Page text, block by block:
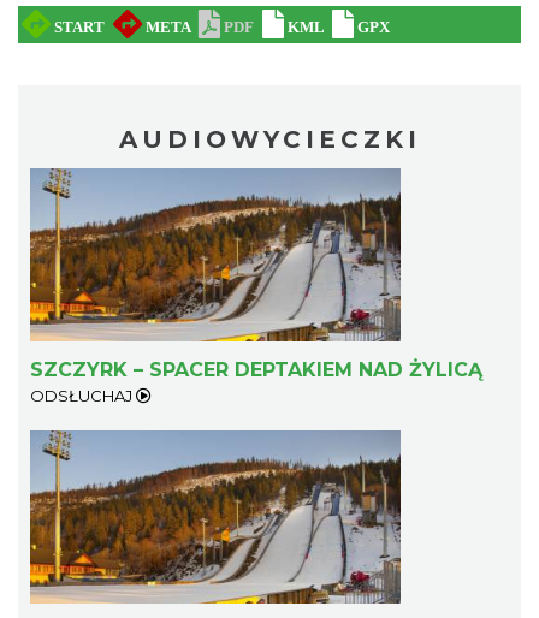
AUDIOWYCIECZKI
SZCZYRK – SPACER DEPTAKIEM NAD ŻYLICĄ
ODSŁUCHAJ